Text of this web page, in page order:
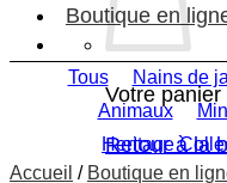
Votre panier
Retour à la
Boutique en
Tous Nains de
Animaux
Heritage
Accueil / Boutique en